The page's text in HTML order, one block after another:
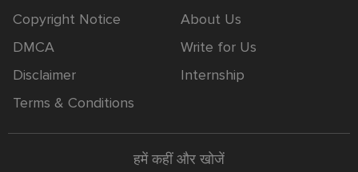
Copyright Notice
DMCA
Disclaimer
Terms & Conditions
About Us
Write for Us
Internship
हमें कहीं और खोजें